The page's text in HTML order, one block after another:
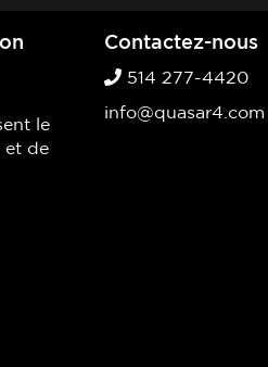
le
et de
Contactez-nous
514 277-4420
info@quasar4.com